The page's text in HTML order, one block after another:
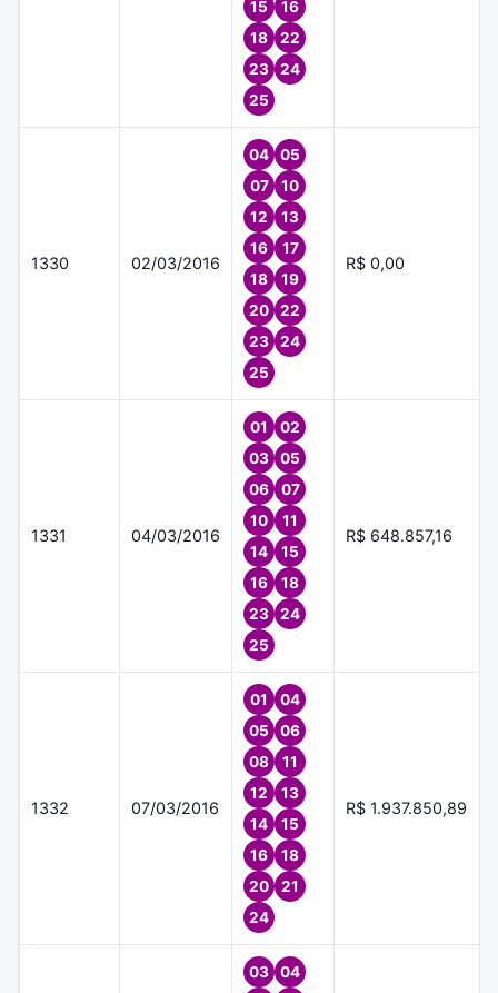
15
16
18
22
23
24
25
1330 02/03/2016
04
05
07
10
12
13
16
17
18
19
20
22
23
24
25
R$ 0,00
1331 04/03/2016
01
02
03
05
06
07
10
11
14
15
16
18
23
24
25
R$ 648.857,16
1332 07/03/2016
01
04
05
06
08
11
12
13
14
15
16
18
20
21
24
R$ 1.937.850,89
03
04